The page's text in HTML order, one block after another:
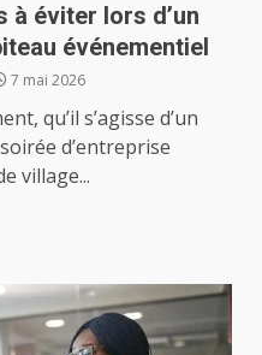
à éviter lors d’un
événementiel
7 mai 2026
qu’il s’agisse d’un
d’entreprise
village...